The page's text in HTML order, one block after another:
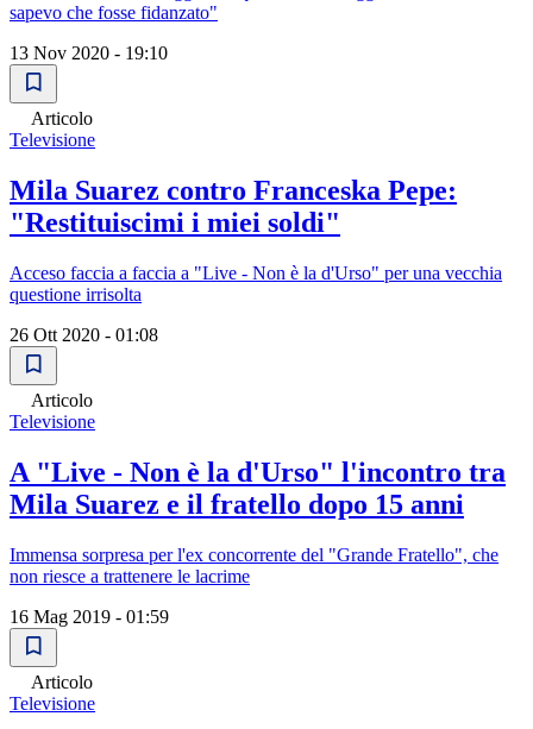
sapevo che fosse fidanzato"
13 Nov 2020 - 19:10
Articolo
Televisione
Mila Suarez contro Franceska Pepe:
"Restituiscimi i miei soldi"
Acceso faccia a faccia a "Live - Non è la d'Urso" per una vecchia
questione irrisolta
26 Ott 2020 - 01:08
Articolo
Televisione
A "Live - Non è la d'Urso" l'incontro tra
Mila Suarez e il fratello dopo 15 anni
Immensa sorpresa per l'ex concorrente del "Grande Fratello", che
non riesce a trattenere le lacrime
16 Mag 2019 - 01:59
Articolo
Televisione